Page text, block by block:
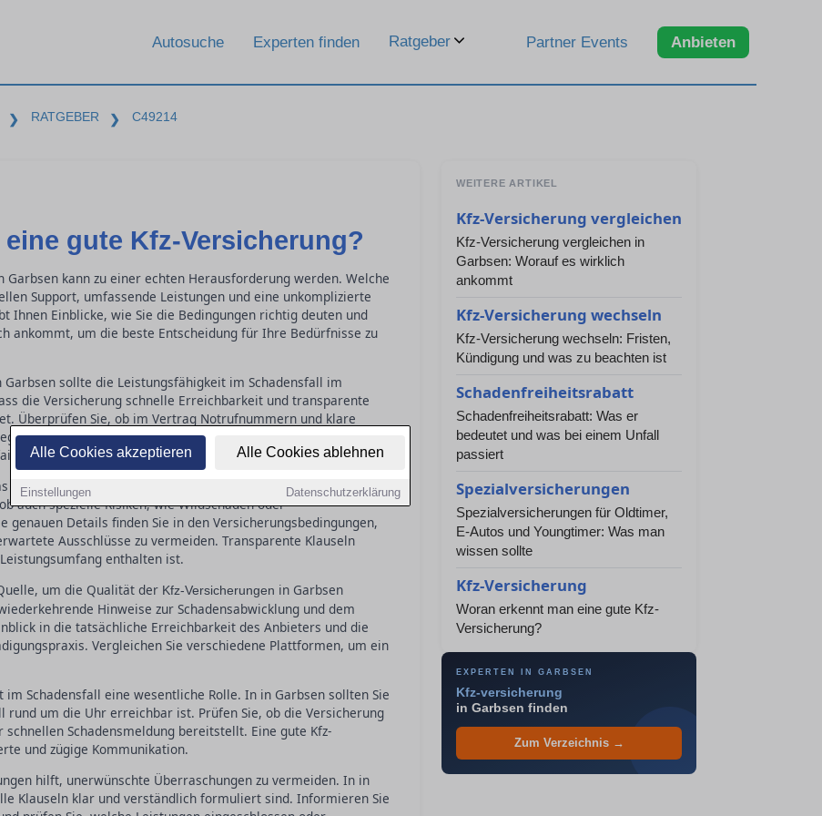
Alle Cookies akzeptieren Alle Cookies ablehnen
Einstellungen Datenschutzerklärung
Autosuche Experten finden Ratgeber Partner Events Anbieten
❯ RATGEBER ❯ C49214
gute Kfz-Versicherung?
kann zu einer echten Herausforderung werden. Welche
Support, umfassende Leistungen und eine unkomplizierte
Ihnen Einblicke, wie Sie die Bedingungen richtig deuten und
ankommt, um die beste Entscheidung für Ihre Bedürfnisse zu
sollte die Leistungsfähigkeit im Schadensfall im
die Versicherung schnelle Erreichbarkeit und transparente
Überprüfen Sie, ob im Vertrag Notrufnummern und klare
sind. Eine zuverlässige Regulierungspraxis zeigt sich in
Entschädigungen.
umfassende Leistungsspektrum der Kfz-Versicherung. In in
auch spezielle Risiken, wie Wildschäden oder
Details finden Sie in den Versicherungsbedingungen,
Ausschlüsse zu vermeiden. Transparente Klauseln
enthalten ist.
um die Qualität der Kfz-Versicherungen in Garbsen
Hinweise zur Schadensabwicklung und dem
in die tatsächliche Erreichbarkeit des Anbieters und die
Vergleichen Sie verschiedene Plattformen, um ein
Schadensfall eine wesentliche Rolle. In in Garbsen sollten Sie
um die Uhr erreichbar ist. Prüfen Sie, ob die Versicherung
Schadensmeldung bereitstellt. Eine gute Kfz-
und zügige Kommunikation.
hilft, unerwünschte Überraschungen zu vermeiden. In in
Klauseln klar und verständlich formuliert sind. Informieren Sie
WEITERE ARTIKEL
Kfz-Versicherung vergleichen
Kfz-Versicherung vergleichen in
Garbsen: Worauf es wirklich
ankommt
Kfz-Versicherung wechseln
Kfz-Versicherung wechseln: Fristen,
Kündigung und was zu beachten ist
Schadenfreiheitsrabatt
Schadenfreiheitsrabatt: Was er
bedeutet und was bei einem Unfall
passiert
Spezialversicherungen
Spezialversicherungen für Oldtimer,
E-Autos und Youngtimer: Was man
wissen sollte
Kfz-Versicherung
Woran erkennt man eine gute Kfz-
Versicherung?
EXPERTEN IN GARBSEN
Kfz-versicherung
in Garbsen finden
Zum Verzeichnis →